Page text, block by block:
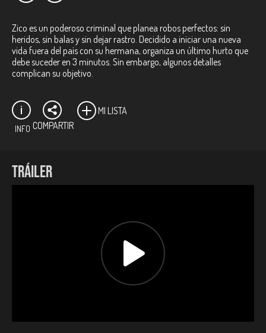
Zico es un poderoso criminal que planea robos perfectos: sin
heridos, sin balas y sin dejar rastro. Decidido a iniciar una nueva
vida fuera del país con su hermana, organiza un último hurto que
debe suceder en 3 minutos. Sin embargo, algunos detalles
complican su objetivo.
INFO COMPARTIR
MI LISTA
Director:
Productor:Diego Ramírez.
Manuel Sarmiento, Harold de Vasten, Angélica
Blandón, Luis Fernando Montoya, Alejandro Aguilar.
Alexander Giraldo.
Dirección de fotografía:Eduardo Ramírez.
TRÁILER